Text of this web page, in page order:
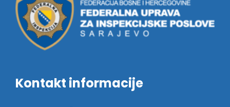
Kontakt informacije